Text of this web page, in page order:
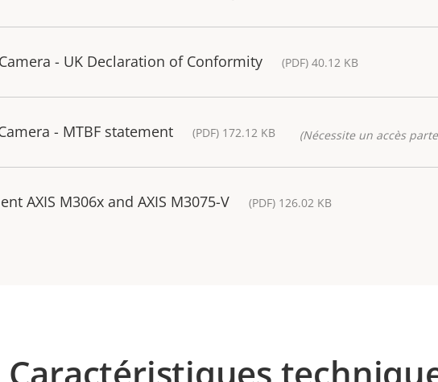
- UK Declaration of Conformity (PDF) 40.12 KB
- MTBF statement (PDF) 172.12 KB (Nécessite un accès
AXIS M306x and AXIS M3075-V (PDF) 126.02 KB
Caractéristiques